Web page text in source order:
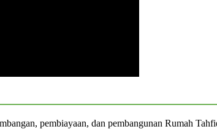
pembiayaan, dan pembangunan Rumah